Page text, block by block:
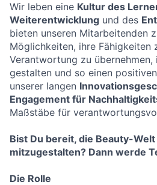
Wir leben eine Kultur des
Weiterentwicklung und des
bieten unseren Mitarbeitenden
Möglichkeiten, ihre Fähigkeiten
Verantwortung zu
gestalten und so einen
unserer langen
Engagement für
Maßstäbe für
Bist Du bereit, die Beauty-
mitzugestalten? Dann werde
Die Rolle